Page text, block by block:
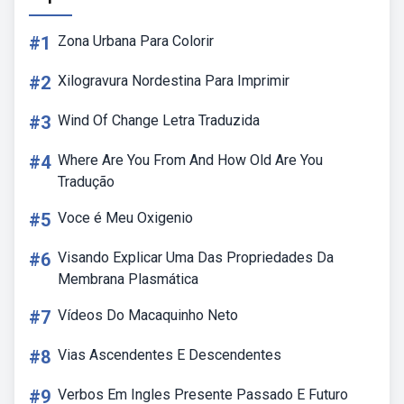
#1 Zona Urbana Para Colorir
#2 Xilogravura Nordestina Para Imprimir
#3 Wind Of Change Letra Traduzida
#4 Where Are You From And How Old Are You
Tradução
#5 Voce é Meu Oxigenio
#6 Visando Explicar Uma Das Propriedades Da
Membrana Plasmática
#7 Vídeos Do Macaquinho Neto
#8 Vias Ascendentes E Descendentes
#9 Verbos Em Ingles Presente Passado E Futuro